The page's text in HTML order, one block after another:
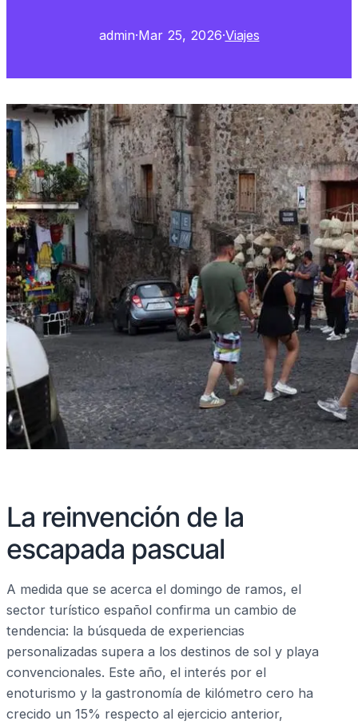
admin·Mar 25, 2026·Viajes
La reinvención de la
escapada pascual
A medida que se acerca el domingo de ramos, el
sector turístico español confirma un cambio de
tendencia: la búsqueda de experiencias
personalizadas supera a los destinos de sol y playa
convencionales. Este año, el interés por el
enoturismo y la gastronomía de kilómetro cero ha
crecido un 15% respecto al ejercicio anterior,